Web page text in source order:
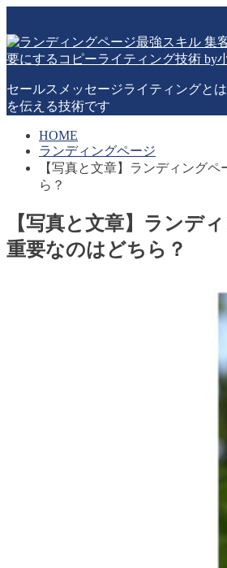
セールスメッセージライティングと
を伝える技術です
HOME
ランディングページ
【写真と文章】ランディング
ら？
【写真と文章】ランデ
重要なのはどちら？